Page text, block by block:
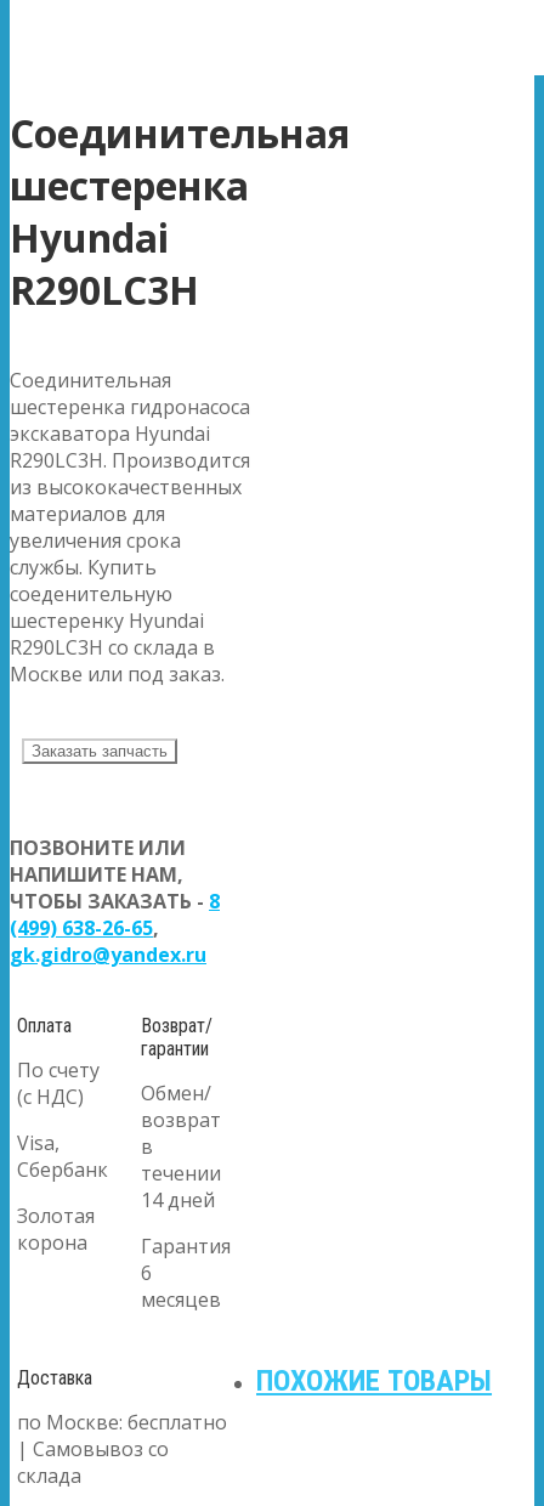
Соединительная
шестеренка
Hyundai
R290LC3H
Соединительная
шестеренка гидронасоса
экскаватора Hyundai
R290LC3H. Производится
из высококачественных
материалов для
увеличения срока
службы. Купить
соеденительную
шестеренку Hyundai
R290LC3H со склада в
Москве или под заказ.
Заказать запчасть
ПОЗВОНИТЕ ИЛИ
НАПИШИТЕ НАМ,
ЧТОБЫ ЗАКАЗАТЬ - 8
(499) 638-26-65,
gk.gidro@yandex.ru
Оплата
По счету
(с НДС)
Visa,
Сбербанк
Золотая
корона
Возврат/
гарантии
Обмен/
возврат
в
течении
14 дней
Гарантия
6
месяцев
Доставка
по Москве: бесплатно
| Самовывоз со
склада
ПОХОЖИЕ ТОВАРЫ